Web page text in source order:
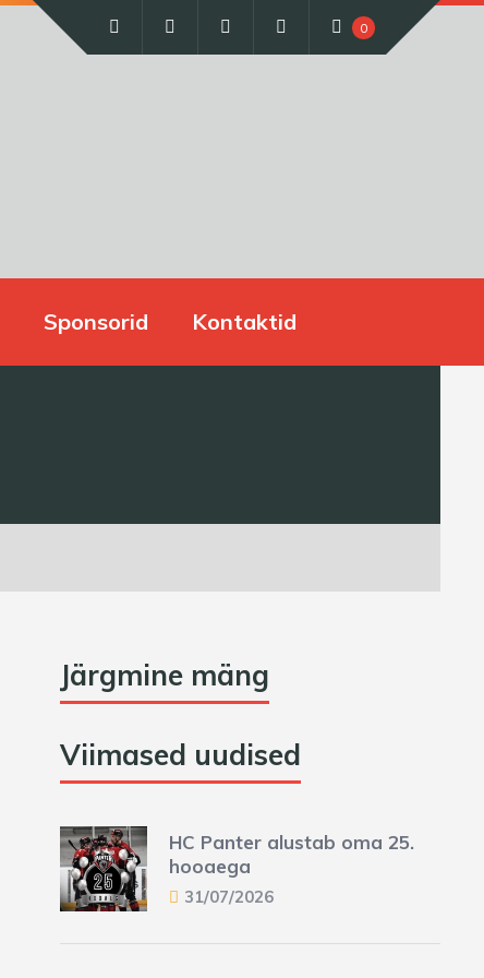
0
Sponsorid Kontaktid
Järgmine mäng
Viimased uudised
HC Panter alustab oma 25.
hooaega
31/07/2026